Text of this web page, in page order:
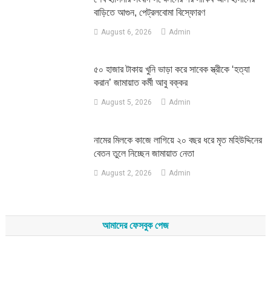
বাড়িতে আগুন, পেট্রলবোমা বিস্ফোরণ
August 6, 2026 Admin
৫০ হাজার টাকায় খুনি ভাড়া করে সাবেক স্ত্রীকে ‘হত্যা
করান’ জামায়াত কর্মী আবু বক্কর
August 5, 2026 Admin
নামের মিলকে কাজে লাগিয়ে ২০ বছর ধরে মৃত মহিউদ্দিনের
বেতন তুলে নিচ্ছেন জামায়াত নেতা
August 2, 2026 Admin
আমাদের ফেসবুক পেজ